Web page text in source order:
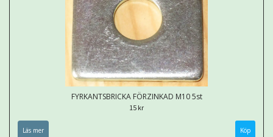
FYRKANTSBRICKA FÖRZINKAD M10 5st
15 kr
Läs mer